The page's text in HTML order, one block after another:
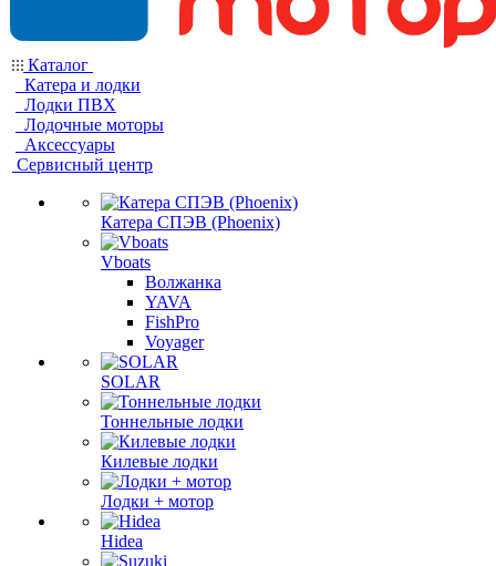
Каталог
Катера и лодки
Лодки ПВХ
Лодочные моторы
Аксессуары
Сервисный центр
Катера СПЭВ (Phoenix)
Vboats
Волжанка
YAVA
FishPro
Voyager
SOLAR
Тоннельные лодки
Килевые лодки
Лодки + мотор
Hidea